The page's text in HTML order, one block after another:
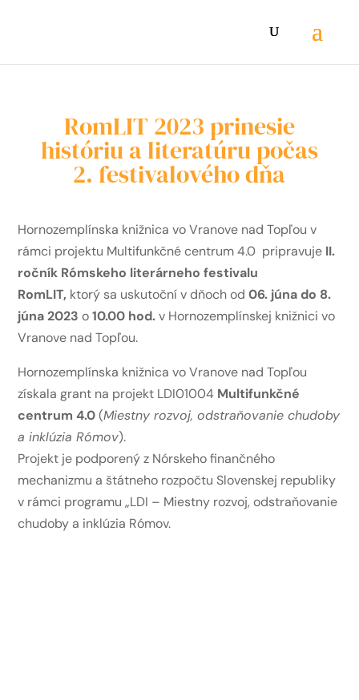
RomLIT 2023 prinesie
históriu a literatúru počas
2. festivalového dňa
Hornozemplínska knižnica vo Vranove nad Topľou v
rámci projektu Multifunkčné centrum 4.0 pripravuje II.
ročník Rómskeho literárneho festivalu
RomLIT, ktorý sa uskutoční v dňoch od06. júna do 8.
júna 2023 o10.00 hod.v Hornozemplínskej knižnici vo
Vranove nad Topľou.
Hornozemplínska knižnica vo Vranove nad Topľou
získala grant na projekt LDI01004 Multifunkčné
centrum 4.0(Miestny rozvoj, odstraňovanie chudoby
a inklúzia Rómov).
Projekt je podporený z Nórskeho finančného
mechanizmu a štátneho rozpočtu Slovenskej republiky
v rámci programu „LDI – Miestny rozvoj, odstraňovanie
chudoby a inklúzia Rómov.